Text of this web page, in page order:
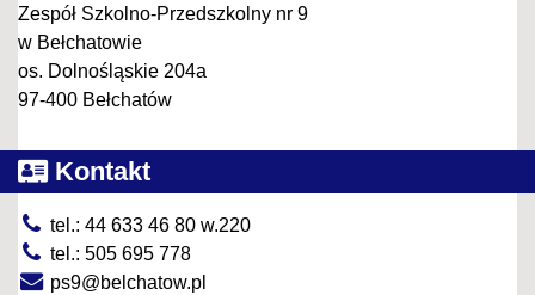
Zespół Szkolno-Przedszkolny nr 9
w Bełchatowie
os. Dolnośląskie 204a
97-400 Bełchatów
Kontakt
tel.: 44 633 46 80 w.220
tel.: 505 695 778
ps9@belchatow.pl